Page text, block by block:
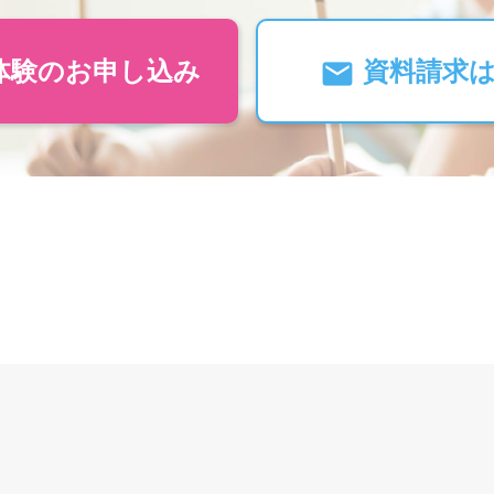
のお申し込み 資料請求